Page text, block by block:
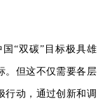
“双碳”目标极具雄
。但这不仅需要各层
行动，通过创新和调